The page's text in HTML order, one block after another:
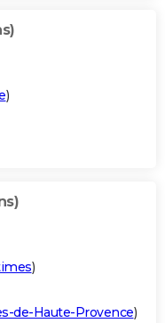
)
)
de-Haute-Provence)